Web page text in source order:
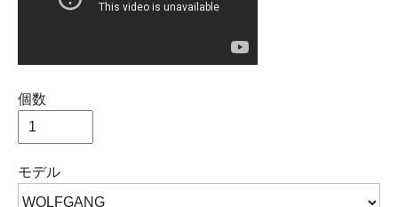
個数
モデル